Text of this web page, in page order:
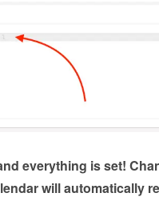
everything is set!
will automatically